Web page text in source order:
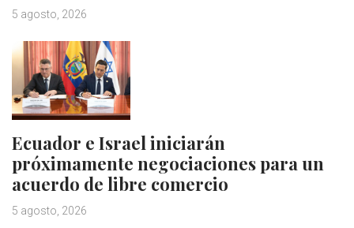
5 agosto, 2026
Ecuador e Israel iniciarán
próximamente negociaciones para un
acuerdo de libre comercio
5 agosto, 2026